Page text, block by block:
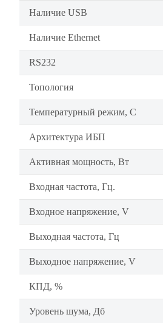
Наличие USB
Наличие Ethernet
RS232
Топология
Температурный режим, C
Архитектура ИБП
Активная мощность, Вт
Входная частота, Гц.
Входное напряжение, V
Выходная частота, Гц
Выходное напряжение, V
КПД, %
Уровень шума, Дб